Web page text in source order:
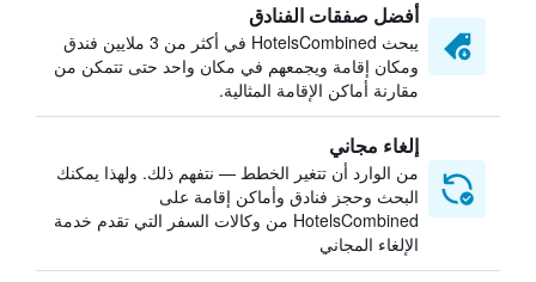
أفضل صفقات الفنادق
يبحث HotelsCombined في أكثر من 3 ملايين فندق
ومكان إقامة ويجمعهم في مكان واحد حتى تتمكن من
مقارنة أماكن الإقامة المثالية.
إلغاء مجاني
من الوارد أن تتغير الخطط — نتفهم ذلك. ولهذا يمكنك
البحث وحجز فنادق وأماكن إقامة على
HotelsCombined من وكالات السفر التي تقدم خدمة
الإلغاء المجاني